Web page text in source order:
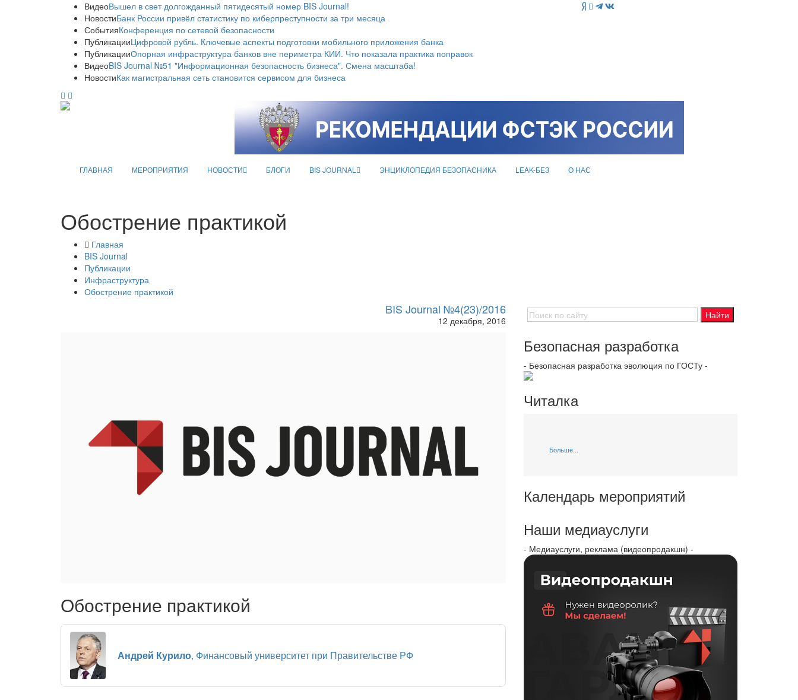
ВидеоВышел в свет долгожданный пятидесятый номер BIS Journal!
НовостиБанк России привёл статистику по киберпреступности за три месяца
СобытияКонференция по сетевой безопасности
ПубликацииЦифровой рубль. Ключевые аспекты подготовки мобильного приложения банка
ПубликацииОпорная инфраструктура банков вне периметра КИИ. Что показала практика поправок
ВидеоBIS Journal №51 "Информационная безопасность бизнеса". Смена масштаба!
НовостиКак магистральная сеть становится сервисом для бизнеса
ГЛАВНАЯ МЕРОПРИЯТИЯ НОВОСТИ БЛОГИ BIS JOURNAL ЭНЦИКЛОПЕДИЯ БЕЗОПАСНИКА LEAK-БЕЗ О НАС
Обострение практикой
Главная
BIS Journal
Публикации
Инфраструктура
Обострение практикой
BIS Journal №4(23)/2016
12 декабря, 2016
Обострение практикой
Андрей Курило, Финансовый университет при Правительстве РФ
Безопасная разработка
- Безопасная разработка эволюция по ГОСТу -
Читалка
Больше...
Календарь мероприятий
Наши медиауслуги
- Медиауслуги, реклама (видеопродакшн) -